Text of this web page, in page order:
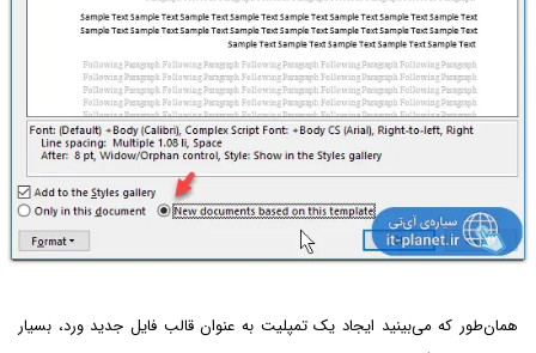
همان‌طور که می‌بینید ایجاد یک تمپلیت به عنوان قالب فایل جدید ورد، بسیار